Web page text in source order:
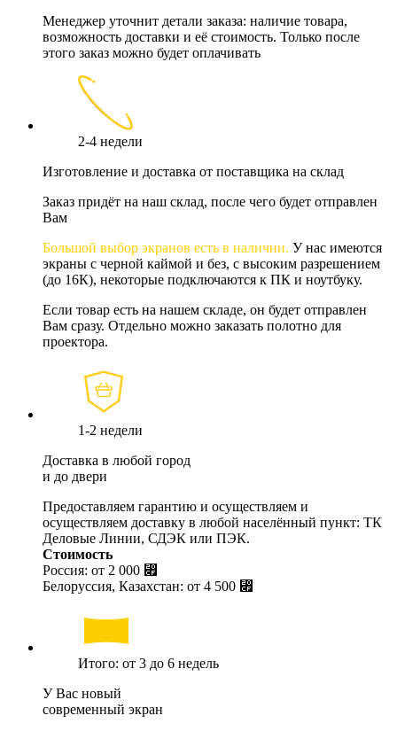
Менеджер уточнит детали заказа: наличие товара,
возможность доставки и её стоимость. Только после
этого заказ можно будет оплачивать
2-4 недели
Изготовление и доставка от поставщика на склад
Заказ придёт на наш склад, после чего будет отправлен
Вам
Большой выбор экранов есть в наличии. У нас имеются
экраны с черной каймой и без, с высоким разрешением
(до 16К), некоторые подключаются к ПК и ноутбуку.
Если товар есть на нашем складе, он будет отправлен
Вам сразу. Отдельно можно заказать полотно для
проектора.
1-2 недели
Доставка в любой город
и до двери
Предоставляем гарантию и осуществляем и
осуществляем доставку в любой населённый пункт: ТК
Деловые Линии, СДЭК или ПЭК.
Стоимость
Россия: от 2 000 ⃏
Белоруссия, Казахстан: от 4 500 ⃏
Итого: от 3 до 6 недель
У Вас новый
современный экран